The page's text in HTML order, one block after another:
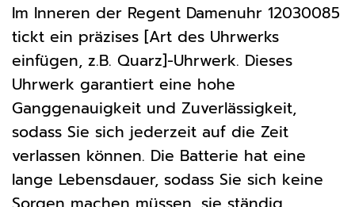
Im Inneren der Regent Damenuhr 12030085
tickt ein präzises [Art des Uhrwerks
einfügen, z.B. Quarz]-Uhrwerk. Dieses
Uhrwerk garantiert eine hohe
Ganggenauigkeit und Zuverlässigkeit,
sodass Sie sich jederzeit auf die Zeit
verlassen können. Die Batterie hat eine
lange Lebensdauer, sodass Sie sich keine